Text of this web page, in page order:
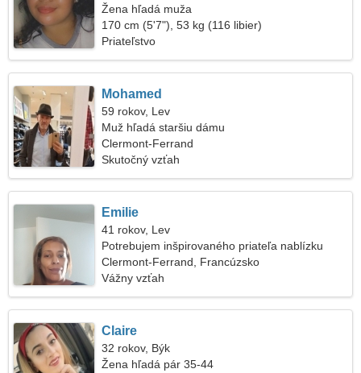
Žena hľadá muža
170 cm (5'7"), 53 kg (116 libier)
Priateľstvo
Mohamed
59 rokov, Lev
Muž hľadá staršiu dámu
Clermont-Ferrand
Skutočný vzťah
Emilie
41 rokov, Lev
Potrebujem inšpirovaného priateľa nablízku
Clermont-Ferrand, Francúzsko
Vážny vzťah
Claire
32 rokov, Býk
Žena hľadá pár 35-44